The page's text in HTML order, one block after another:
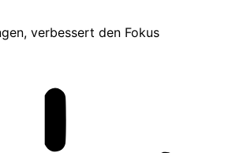
verbessert den Fokus